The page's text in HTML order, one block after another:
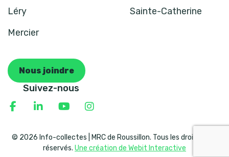
Léry
Sainte-Catherine
Mercier
Nous joindre
Suivez-nous
© 2026 Info-collectes | MRC de Roussillon. Tous les droits sont
réservés. Une création de Webit Interactive